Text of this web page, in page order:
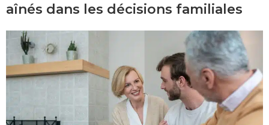
aînés dans les décisions familiales